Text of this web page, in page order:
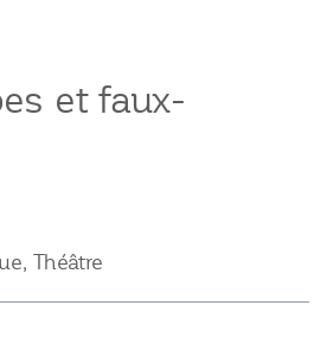
et faux-
Théâtre